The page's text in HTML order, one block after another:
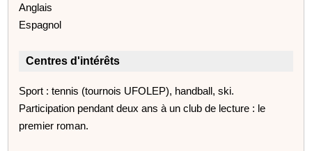
Anglais
Espagnol
Centres d'intérêts
Sport : tennis (tournois UFOLEP), handball, ski.
Participation pendant deux ans à un club de lecture : le
premier roman.